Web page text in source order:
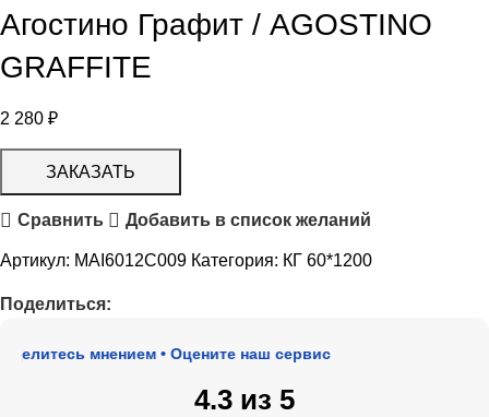
Агостино Графит / AGOSTINO
GRAFFITE
2 280 ₽
ЗАКАЗАТЬ
Сравнить Добавить в список желаний
Артикул: MAI6012C009 Категория: КГ 60*1200
Поделиться:
мнением • Оцените наш сервис
4.3 из 5